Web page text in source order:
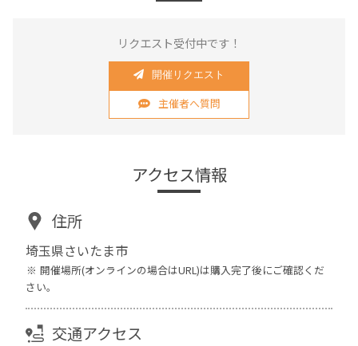
リクエスト受付中です！
開催リクエスト
主催者へ質問
アクセス情報
住所
埼玉県さいたま市
開催場所(オンラインの場合はURL)は購入完了後にご確認くだ
さい。
交通アクセス